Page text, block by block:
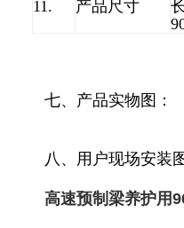
11. 产品尺寸
七、产品实物图：
八、用户现场安装
高速预制梁养护用